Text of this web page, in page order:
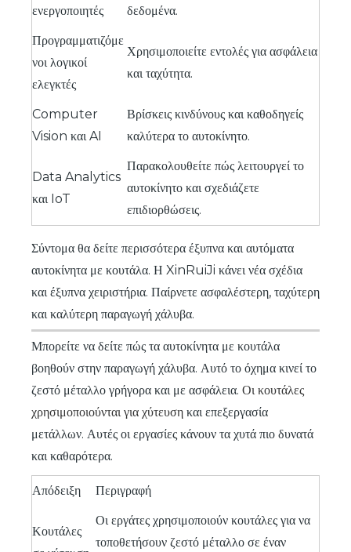
ενεργοποιητές
δεδομένα.
Προγραμματιζόμε
νοι λογικοί
ελεγκτές
Χρησιμοποιείτε εντολές για ασφάλεια
και ταχύτητα.
Computer
Vision και AI
Βρίσκεις κινδύνους και καθοδηγείς
καλύτερα το αυτοκίνητο.
Data Analytics
και IoT
Παρακολουθείτε πώς λειτουργεί το
αυτοκίνητο και σχεδιάζετε
επιδιορθώσεις.
Σύντομα θα δείτε περισσότερα έξυπνα και αυτόματα
αυτοκίνητα με κουτάλα. Η XinRuiJi κάνει νέα σχέδια
και έξυπνα χειριστήρια. Παίρνετε ασφαλέστερη, ταχύτερη
και καλύτερη παραγωγή χάλυβα.
Μπορείτε να δείτε πώς τα αυτοκίνητα με κουτάλα
βοηθούν στην παραγωγή χάλυβα. Αυτό το όχημα κινεί το
ζεστό μέταλλο γρήγορα και με ασφάλεια. Οι κουτάλες
χρησιμοποιούνται για χύτευση και επεξεργασία
μετάλλων. Αυτές οι εργασίες κάνουν τα χυτά πιο δυνατά
και καθαρότερα.
Απόδειξη Περιγραφή
Κουτάλες
Οι εργάτες χρησιμοποιούν κουτάλες για να
τοποθετήσουν ζεστό μέταλλο σε έναν